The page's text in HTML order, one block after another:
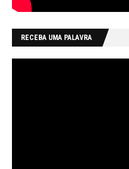
RECEBA UMA PALAVRA